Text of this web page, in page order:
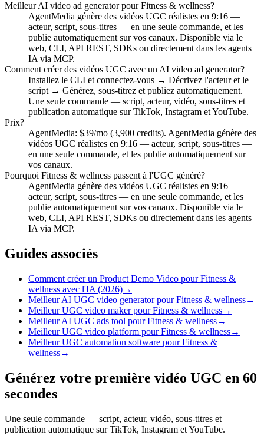
Meilleur AI video ad generator pour Fitness & wellness?
AgentMedia génère des vidéos UGC réalistes en 9:16 —
acteur, script, sous-titres — en une seule commande, et les
publie automatiquement sur vos canaux. Disponible via le
web, CLI, API REST, SDKs ou directement dans les agents
IA via MCP.
Comment créer des vidéos UGC avec un AI video ad generator?
Installez le CLI et connectez-vous → Décrivez l'acteur et le
script → Générez, sous-titrez et publiez automatiquement.
Une seule commande — script, acteur, vidéo, sous-titres et
publication automatique sur TikTok, Instagram et YouTube.
Prix?
AgentMedia: $39/mo (3,900 credits). AgentMedia génère des
vidéos UGC réalistes en 9:16 — acteur, script, sous-titres —
en une seule commande, et les publie automatiquement sur
vos canaux.
Pourquoi Fitness & wellness passent à l'UGC généré?
AgentMedia génère des vidéos UGC réalistes en 9:16 —
acteur, script, sous-titres — en une seule commande, et les
publie automatiquement sur vos canaux. Disponible via le
web, CLI, API REST, SDKs ou directement dans les agents
IA via MCP.
Guides associés
Comment créer un Product Demo Video pour Fitness &
wellness avec l'IA (2026)→
Meilleur AI UGC video generator pour Fitness & wellness→
Meilleur UGC video maker pour Fitness & wellness→
Meilleur AI UGC ads tool pour Fitness & wellness→
Meilleur UGC video platform pour Fitness & wellness→
Meilleur UGC automation software pour Fitness &
wellness→
Générez votre première vidéo UGC en 60
secondes
Une seule commande — script, acteur, vidéo, sous-titres et
publication automatique sur TikTok, Instagram et YouTube.